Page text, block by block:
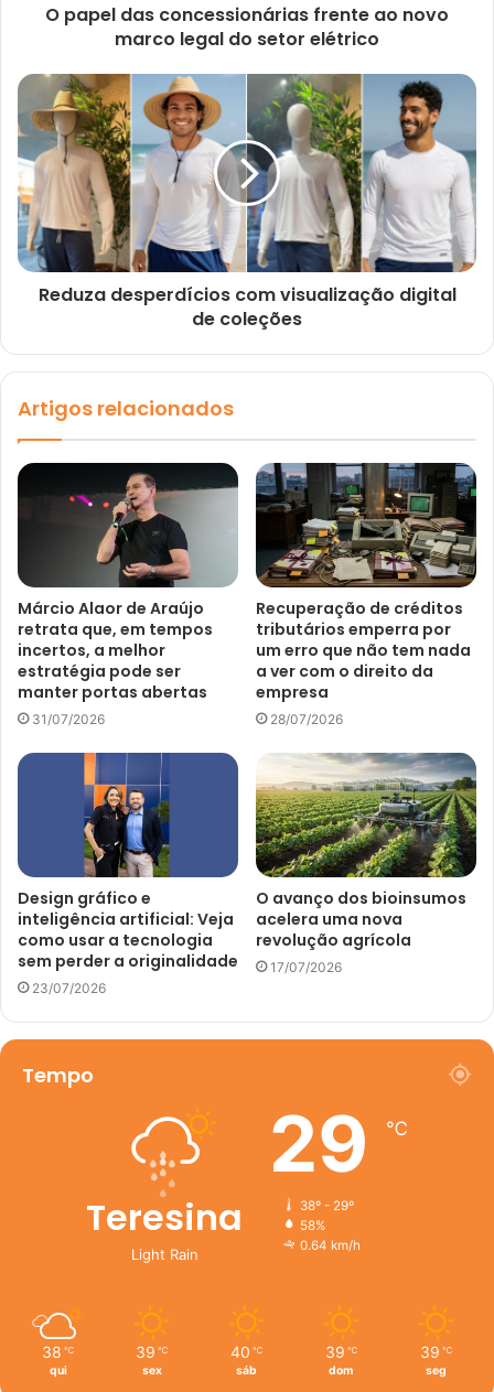
O papel das concessionárias frente ao novo
marco legal do setor elétrico
Reduza desperdícios com visualização digital
de coleções
Artigos relacionados
Márcio Alaor de Araújo
retrata que, em tempos
incertos, a melhor
estratégia pode ser
manter portas abertas
31/07/2026
Recuperação de créditos
tributários emperra por
um erro que não tem nada
a ver com o direito da
empresa
28/07/2026
Design gráfico e
inteligência artificial: Veja
como usar a tecnologia
sem perder a originalidade
23/07/2026
O avanço dos bioinsumos
acelera uma nova
revolução agrícola
17/07/2026
Tempo
Teresina
Light Rain
29 ℃
38º - 29º
58%
0.64 km/h
38 ℃
qui
39 ℃
sex
40 ℃
sáb
39 ℃
dom
39 ℃
seg